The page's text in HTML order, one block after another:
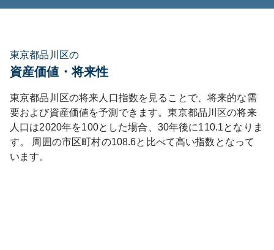
東京都品川区の
資産価値・将来性
東京都品川区の将来人口指数を見ることで、将来的な需
要および資産価値を予測できます。東京都品川区の将来
人口は2020年を100とした場合、30年後に110.1となりま
す。
周囲の市区町村の108.6と比べて高い指数となって
います。